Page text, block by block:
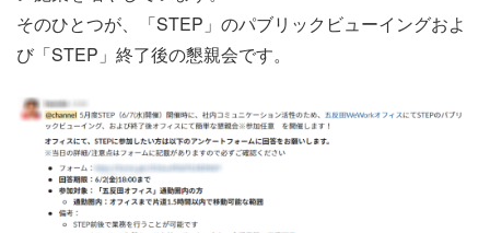
そのひとつが、「STEP」のパブリックビューイングおよ
び「STEP」終了後の懇親会です。